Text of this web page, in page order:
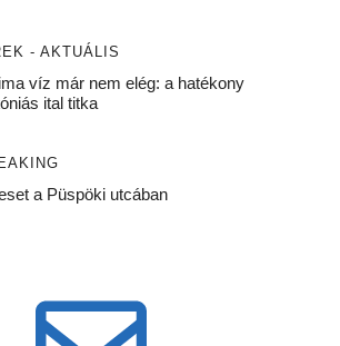
- AKTUÁLIS
víz már nem elég: a hatékony
ital titka
a Püspöki utcában